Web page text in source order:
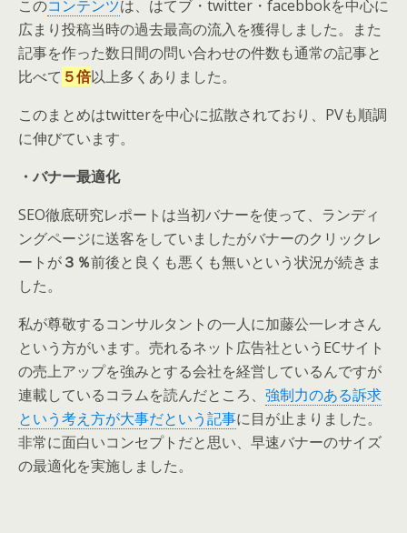
このコンテンツは、はてブ・twitter・facebbokを中心に
広まり投稿当時の過去最高の流入を獲得しました。また
記事を作った数日間の問い合わせの件数も通常の記事と
比べて ５倍以上多くありました。
このまとめはtwitterを中心に拡散されており、PVも順調
に伸びています。
・バナー最適化
SEO徹底研究レポートは当初バナーを使って、ランディ
ングページに送客をしていましたがバナーのクリックレ
ートが３％前後と良くも悪くも無いという状況が続きま
した。
私が尊敬するコンサルタントの一人に加藤公一レオさん
という方がいます。売れるネット広告社というECサイト
の売上アップを強みとする会社を経営しているんですが
連載しているコラムを読んだところ、 強制力のある訴求
という考え方が大事だという記事に目が止まりました。
非常に面白いコンセプトだと思い、早速バナーのサイズ
の最適化を実施しました。